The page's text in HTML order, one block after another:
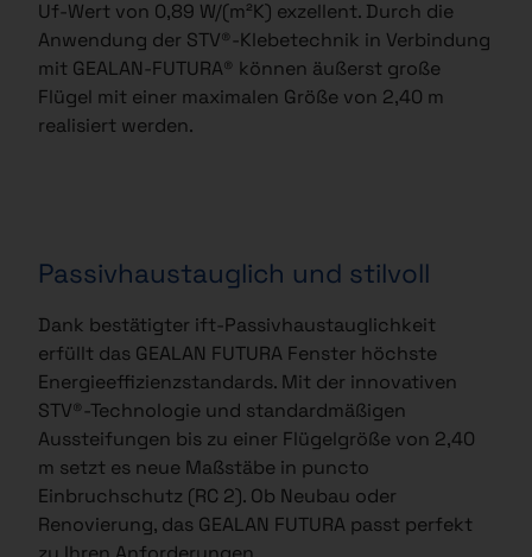
Uf-Wert von 0,89 W/(m²K) exzellent. Durch die
Anwendung der STV®-Klebetechnik in Verbindung
mit GEALAN-FUTURA® können äußerst große
Flügel mit einer maximalen Größe von 2,40 m
realisiert werden.
Passivhaustauglich und stilvoll
Dank bestätigter ift-Passivhaustauglichkeit
erfüllt das GEALAN FUTURA Fenster höchste
Energieeffizienzstandards. Mit der innovativen
STV®-Technologie und standardmäßigen
Aussteifungen bis zu einer Flügelgröße von 2,40
m setzt es neue Maßstäbe in puncto
Einbruchschutz (RC 2). Ob Neubau oder
Renovierung, das GEALAN FUTURA passt perfekt